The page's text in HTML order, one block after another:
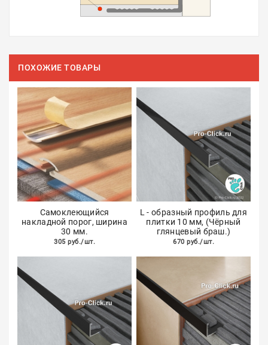
ПОХОЖИЕ ТОВАРЫ
Cамоклеющийся
накладной порог, ширина
30 мм.
305 руб./шт.
L - образный профиль для
плитки 10 мм, (Чёрный
глянцевый браш.)
670 руб./шт.